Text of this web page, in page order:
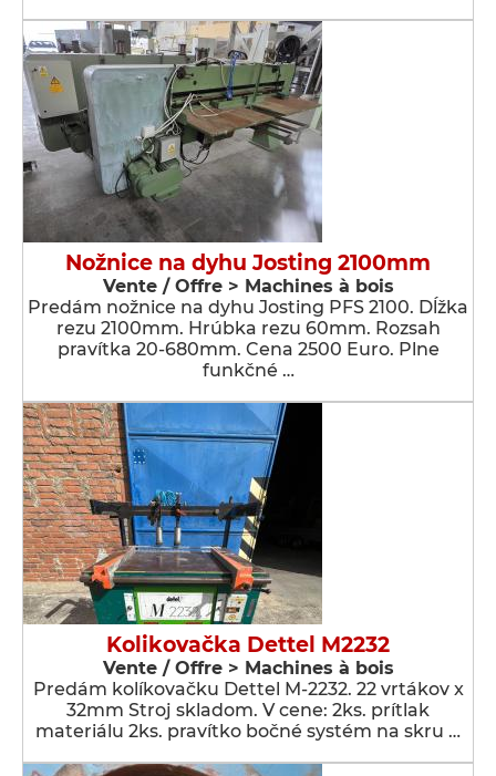
Nožnice na dyhu Josting 2100mm
Vente / Offre > Machines à bois
Predám nožnice na dyhu Josting PFS 2100. Dĺžka
rezu 2100mm. Hrúbka rezu 60mm. Rozsah
pravítka 20-680mm. Cena 2500 Euro. Plne
funkčné …
Kolikovačka Dettel M2232
Vente / Offre > Machines à bois
Predám kolíkovačku Dettel M-2232. 22 vrtákov x
32mm Stroj skladom. V cene: 2ks. prítlak
materiálu 2ks. pravítko bočné systém na skru …